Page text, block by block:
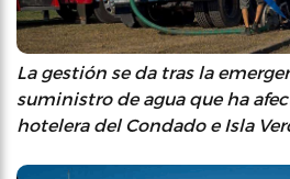
La gestión se da tras la
suministro de agua que ha
hotelera del Condado e Isla